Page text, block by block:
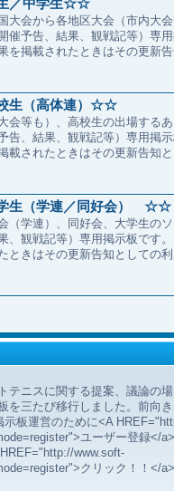
大会から各地区大会（市内大
催予告、結果、観戦記等）専
を掲載されたときはその更新
生（高体連）☆☆
会等も）、高校生の出場する
告、結果、観戦記等）専用掲
載されたときはその更新告知
生（学連／同好会） ☆☆
（学連）、同好会、大学生の
、観戦記等）専用掲示板です
ときはその更新告知としての
テニスに関する提案、議論の
を三たび移行しました。前向
板運営のために<A
ユーザー登録</
www.soft-
クリック！！</a>